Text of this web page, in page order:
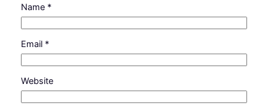
Name *
Email *
Website